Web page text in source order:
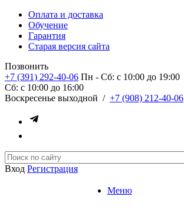
Оплата и доставка
Обучение
Гарантия
Старая версия сайта
Позвонить
+7 (391) 292-40-06 Пн - Сб: c 10:00 до 19:00
Сб: c 10:00 до 16:00
​Воскресенье выходной / +7 (908) 212-40-06
Вход Регистрация
Меню